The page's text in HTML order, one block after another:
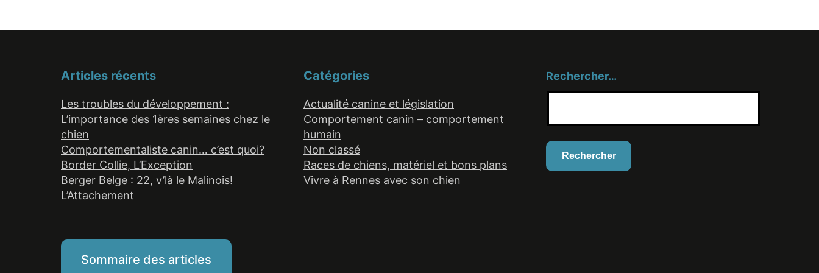
Articles récents
Les troubles du développement :
L’importance des 1ères semaines chez le
chien
Comportementaliste canin… c’est quoi?
Border Collie, L’Exception
Berger Belge : 22, v’là le Malinois!
L’Attachement
Catégories
Actualité canine et législation
Comportement canin – comportement
humain
Non classé
Races de chiens, matériel et bons plans
Vivre à Rennes avec son chien
Rechercher…
Sommaire des articles